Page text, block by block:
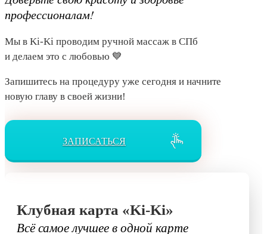
профессионалам!
Мы в Ki-Ki проводим ручной массаж в СПб
и делаем это с любовью 💙
Запишитесь на процедуру уже сегодня и начните
новую главу в своей жизни!
ЗАПИСАТЬСЯ
Клубная карта «Ki-Ki»
Всё самое лучшее в одной карте